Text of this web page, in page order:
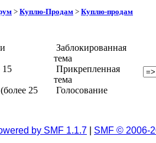
> Куплю-Продам > Куплю-продам
15
25
Заблокированная
тема
Прикрепленная
тема
Голосование
by SMF 1.1.7 SMF © 2006-